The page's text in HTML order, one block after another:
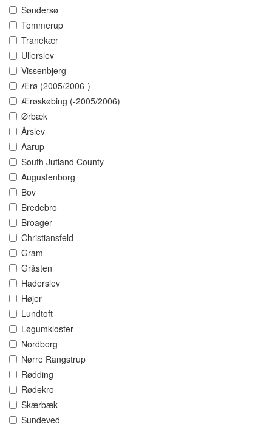
Søndersø
Tommerup
Tranekær
Ullerslev
Vissenbjerg
Ærø (2005/2006-)
Ærøskøbing (-2005/2006)
Ørbæk
Årslev
Aarup
South Jutland County
Augustenborg
Bov
Bredebro
Broager
Christiansfeld
Gram
Gråsten
Haderslev
Højer
Lundtoft
Løgumkloster
Nordborg
Nørre Rangstrup
Rødding
Rødekro
Skærbæk
Sundeved